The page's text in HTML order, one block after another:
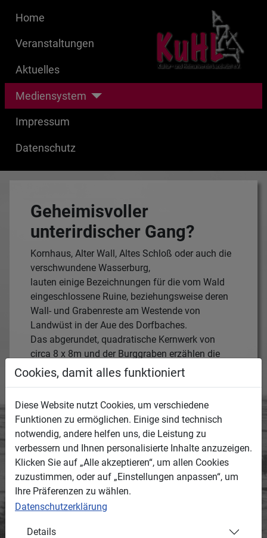
Home
Veranstaltungen
Aktuelles
Mediensystem
Impressum
Datenschutz
Geheimisvoller
unterirdischer Gang?
Kornhaus, Alter Wall, Altes Schloß oder auch die
verschwundene Wasserburg,
lauten einige Bezeichnungen für die vom Wald
eingeschlossene Ruine, beziehungsweise deren
Wall- und Grabenreste am Westende von
Landwüst in der Aue des Dorfbaches.
Das abgerundet, quadratische Kernwerk von
circa 8 x 8m und der Burggraben erzählen die
Geschichte des einstigen Bauwerkes, das bereits
1445 in Verbindung mit der Familie Heincze
Abgesehen von diesen Fakten macht seit
Generationen ein Gerücht im Ort die Runde das
besagt, dass zwischen der Ruine und der Kirche
im Dorf ein unterirdischer Gang besteht oder
bestanden hat.
Am Hinweisschild im Wald, dass mehr zum
„Alten Schloß" erzählt, befindet sich ein großer
Stein im Boden, der als möglicher Verschluß des
Eingangs gehandelt wird.
Cookies, damit alles funktioniert
Diese Website nutzt Cookies, um verschiedene
Funktionen zu ermöglichen. Einige sind technisch
notwendig, andere helfen uns, die Leistung zu
verbessern und Ihnen personalisierte Inhalte anzuzeigen.
Klicken Sie auf „Alle akzeptieren“, um allen Cookies
zuzustimmen, oder auf „Einstellungen anpassen“, um
Ihre Präferenzen zu wählen.
Datenschutzerklärung
Details